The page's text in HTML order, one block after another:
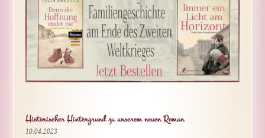
Historischer Hintergrund zu unserem neuen Roman
10.04.2023